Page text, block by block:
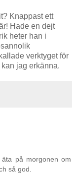
Knappast ett
Hade en dejt
heter han i
verktyget för
jag erkänna.
på morgonen om
så god.